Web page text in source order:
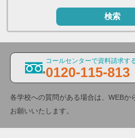
検索
コールセンターで資料請求す
0120-115-813
各学校への質問がある場合は、WEBか
お願いいたします。